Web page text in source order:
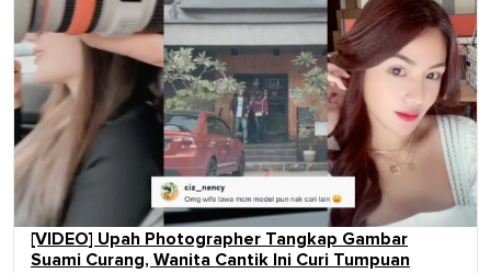
[VIDEO] Upah Photographer Tangkap Gambar
Suami Curang, Wanita Cantik Ini Curi Tumpuan